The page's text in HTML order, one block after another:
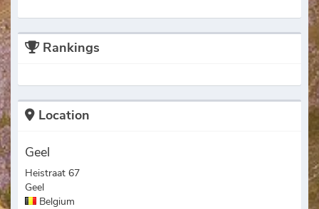
Rankings
Location
Geel
Heistraat 67
Geel
Belgium